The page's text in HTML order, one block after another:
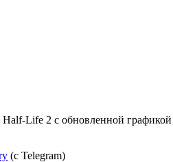
Life 2 с обновленной
(c Telegram)